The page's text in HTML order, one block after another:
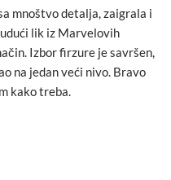
mnoštvo detalja, zaigrala i
lik iz Marvelovih
Izbor firzure je savršen,
na jedan veći nivo. Bravo
kako treba.